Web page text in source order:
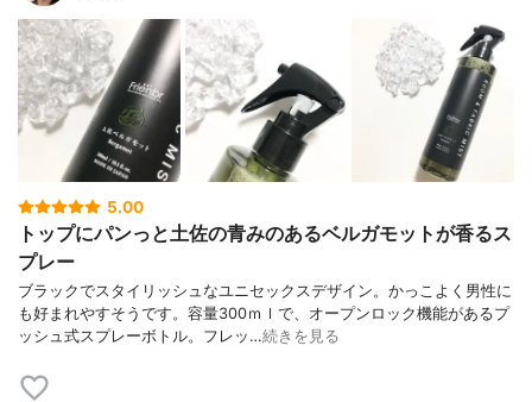
5.00
トップにパンっと土佐の青みのあるベルガモットが香るス
プレー
ブラックでスタイリッシュなユニセックスデザイン。かっこよく男性に
も好まれやすそうです。容量300ｍｌで、オープンロック機能があるプ
ッシュ式スプレーボトル。フレッ…続きを見る